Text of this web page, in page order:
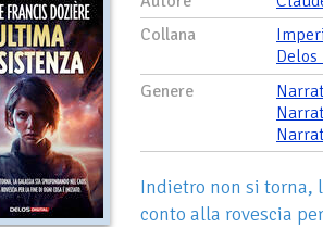
Collana
Genere
Indietro non si torna,
conto alla rovescia